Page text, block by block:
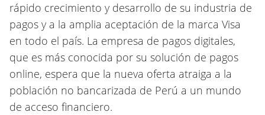
rápido crecimiento y desarrollo de su industria de
pagos y a la amplia aceptación de la marca Visa
en todo el país. La empresa de pagos digitales,
que es más conocida por su solución de pagos
online, espera que la nueva oferta atraiga a la
población no bancarizada de Perú a un mundo
de acceso financiero.